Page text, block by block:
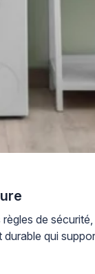
de
qui